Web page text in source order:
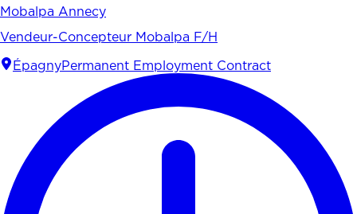
Mobalpa Annecy
Vendeur-Concepteur Mobalpa F/H
ÉpagnyPermanent Employment Contract